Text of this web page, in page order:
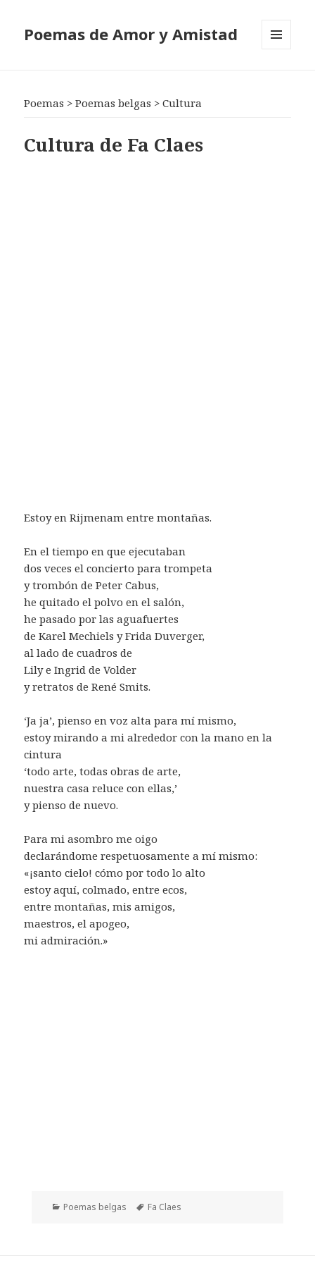
Poemas de Amor y Amistad
Poemas >Poemas belgas >Cultura
Cultura de Fa Claes
Estoy en Rijmenam entre montañas.
En el tiempo en que ejecutaban
dos veces el concierto para trompeta
y trombón de Peter Cabus,
he quitado el polvo en el salón,
he pasado por las aguafuertes
de Karel Mechiels y Frida Duverger,
al lado de cuadros de
Lily e Ingrid de Volder
y retratos de René Smits.
‘Ja ja’, pienso en voz alta para mí mismo,
estoy mirando a mi alrededor con la mano en la
cintura
‘todo arte, todas obras de arte,
nuestra casa reluce con ellas,’
y pienso de nuevo.
Para mi asombro me oigo
declarándome respetuosamente a mí mismo:
«¡santo cielo! cómo por todo lo alto
estoy aquí, colmado, entre ecos,
entre montañas, mis amigos,
maestros, el apogeo,
mi admiración.»
Categorías
Poemas belgas Etiquetas
Fa Claes